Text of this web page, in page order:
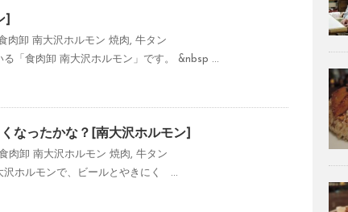
]
肉卸 南大沢ホルモン 焼肉 , 牛タン
「食肉卸 南大沢ホルモン」です。 &nbsp ...
なったかな？[南大沢ホルモン]
肉卸 南大沢ホルモン 焼肉 , 牛タン
沢ホルモンで、ビールとやきにく ...